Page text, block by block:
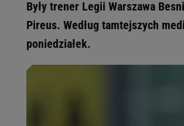
Były trener Legii Warszawa
Pireus. Według tamtejszych
poniedziałek.